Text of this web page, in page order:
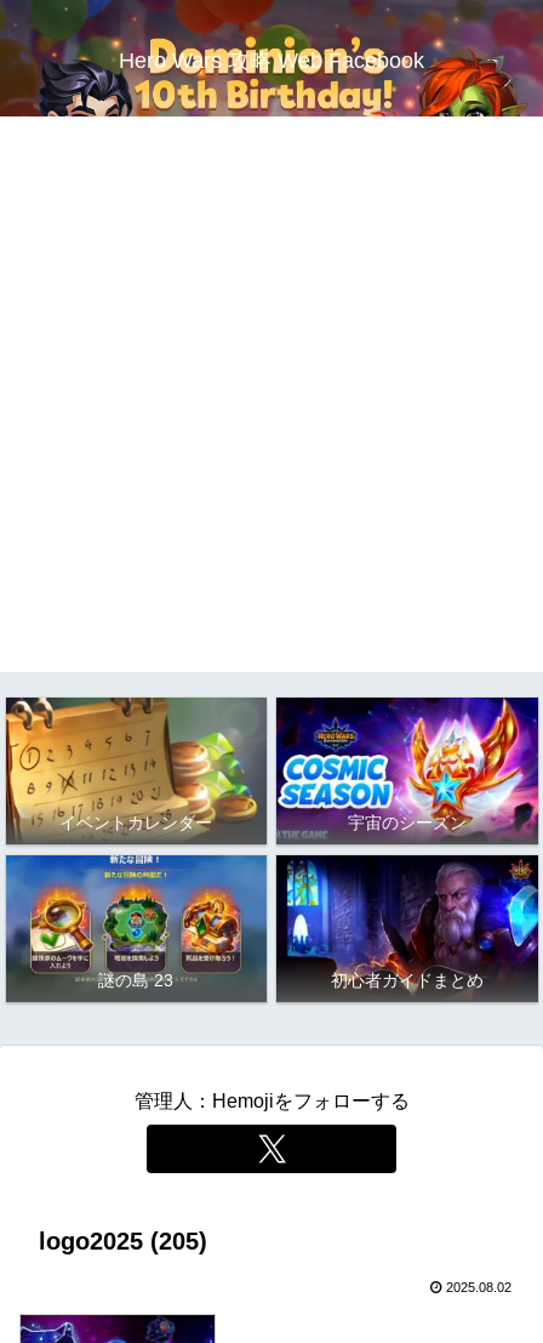
Hero Wars 攻略 Web Facebook
イベントカレンダー 宇宙のシーズン
謎の島 23 初心者ガイドまとめ
管理人：Hemojiをフォローする
logo2025 (205)
2025.08.02